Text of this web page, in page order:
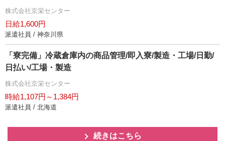
株式会社京栄センター
日給1,600円
派遣社員 / 神奈川県
「寮完備」冷蔵倉庫内の商品管理/即入寮/製造・工場/日勤/
日払い/工場・製造
株式会社京栄センター
時給1,107円～1,384円
派遣社員 / 北海道
続きはこちら